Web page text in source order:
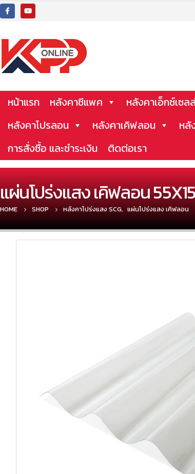
หน้าแรก หลังคาซีแพค หลังคาเอ็กซ์เซล
หลังคาโปรลอน
หลังคาเคิฟลอน หลั
การสั่งซื้อ และชำระเงิน
ติดต่อเรา
แผ่นโปร่งแสง เคิฟลอน
HOME SHOP หลังคาโปร่งแสง SCG, แผ่นโปร่งแสง เคิฟลอน